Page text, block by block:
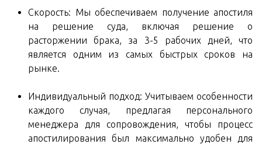
Скорость: Мы обеспечиваем получение апостиля
на решение суда, включая решение о
расторжении брака, за 3-5 рабочих дней, что
является одним из самых быстрых сроков на
рынке.
Индивидуальный подход: Учитываем особенности
каждого случая, предлагая персонального
менеджера для сопровождения, чтобы процесс
апостилирования был максимально удобен для